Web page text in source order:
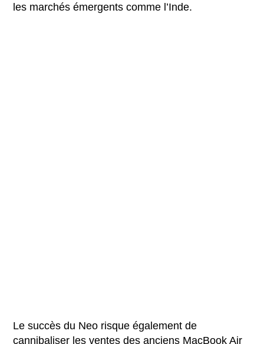
les marchés émergents comme l’Inde.
Le succès du Neo risque également de
cannibaliser les ventes des anciens MacBook Air